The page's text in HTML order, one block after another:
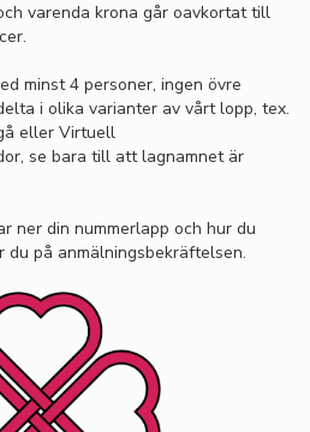
varenda krona går oavkortat till
minst 4 personer, ingen övre
i olika varianter av vårt lopp, tex.
eller Virtuell
se bara till att lagnamnet är
ner din nummerlapp och hur du
på anmälningsbekräftelsen.